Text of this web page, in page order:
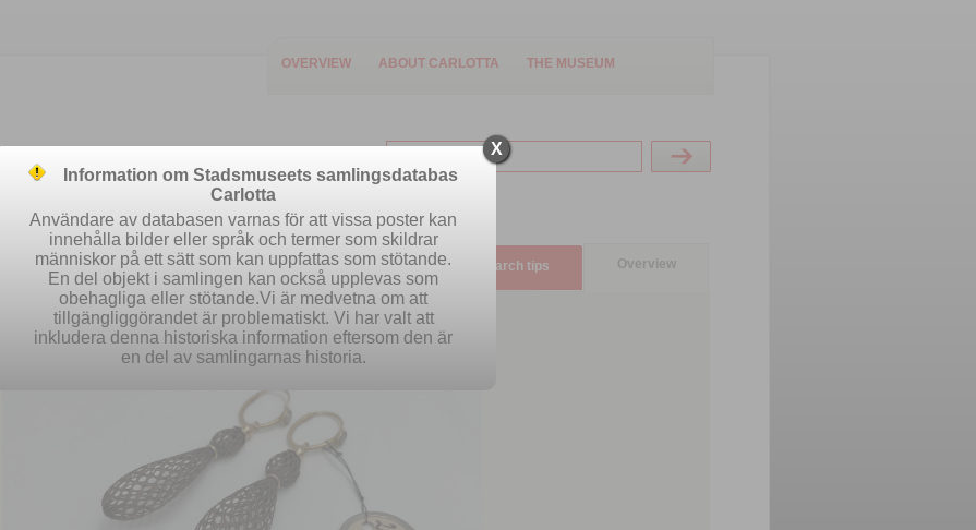
OVERVIEW ABOUT CARLOTTA THE MUSEUM
Easy search Advanced search Search tips Overview
X
Information om Stadsmuseets samlingsdatabas
Carlotta
Användare av databasen varnas för att vissa poster kan
innehålla bilder eller språk och termer som skildrar
människor på ett sätt som kan uppfattas som stötande.
En del objekt i samlingen kan också upplevas som
obehagliga eller stötande.Vi är medvetna om att
tillgängliggörandet är problematiskt. Vi har valt att
inkludera denna historiska information eftersom den är
en del av samlingarnas historia.